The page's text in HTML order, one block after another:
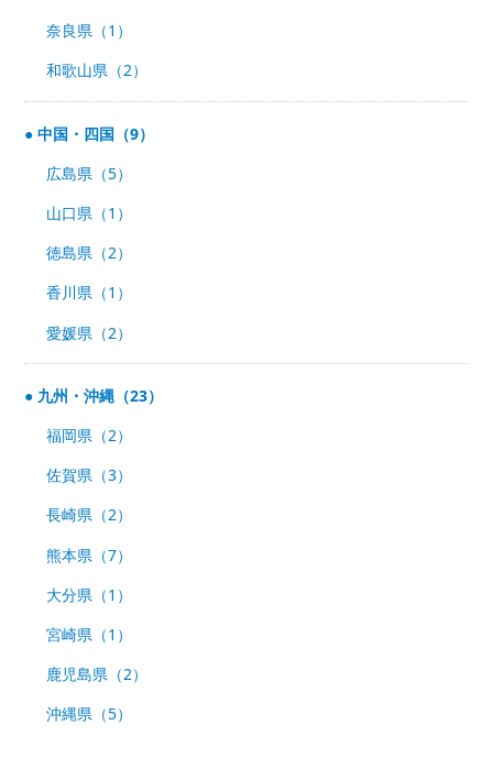
奈良県（1）
和歌山県（2）
中国・四国（9）
広島県（5）
山口県（1）
徳島県（2）
香川県（1）
愛媛県（2）
九州・沖縄（23）
福岡県（2）
佐賀県（3）
長崎県（2）
熊本県（7）
大分県（1）
宮崎県（1）
鹿児島県（2）
沖縄県（5）